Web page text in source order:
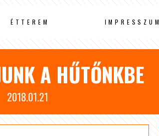
ÉTTEREM IMPRESSZUM
A HŰTŐNKBE
2018.01.21